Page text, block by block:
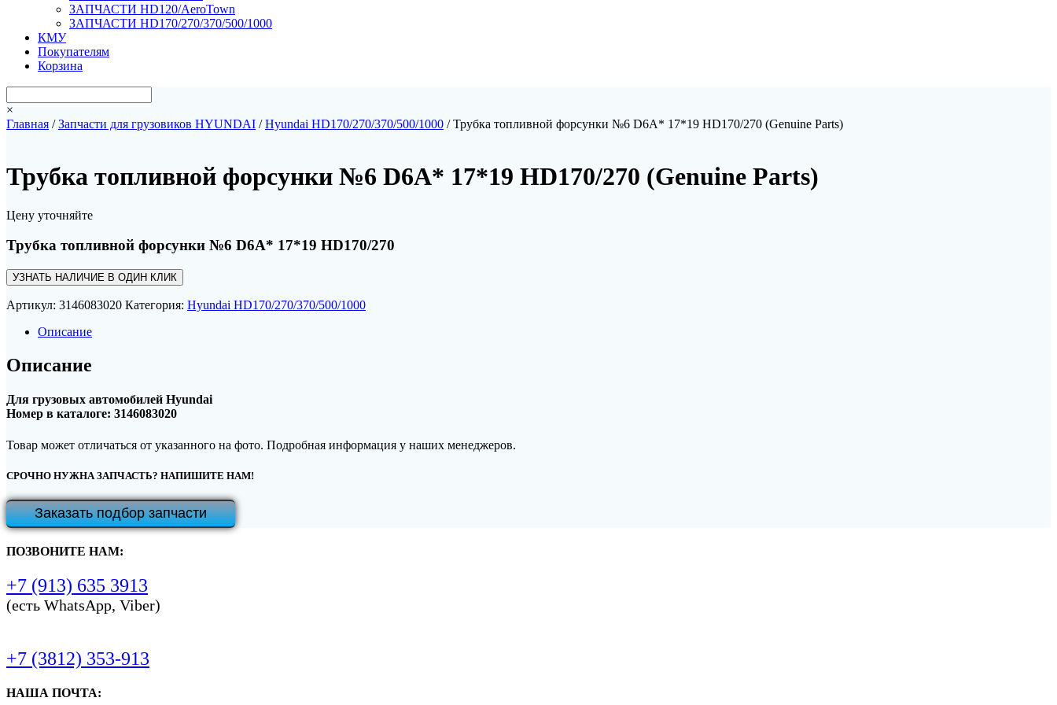
ЗАПЧАСТИ HD120/AeroTown
ЗАПЧАСТИ HD170/270/370/500/1000
КМУ
Покупателям
Корзина
×
Главная /Запчасти для грузовиков HYUNDAI /Hyundai HD170/270/370/500/1000 / Трубка топливной форсунки №6 D6A* 17*19 HD170/270 (Genuine Parts)
Трубка топливной форсунки №6 D6A* 17*19 HD170/270 (Genuine Parts)
Цену уточняйте
Трубка топливной форсунки №6 D6A* 17*19 HD170/270
УЗНАТЬ НАЛИЧИЕ В ОДИН КЛИК
Артикул: 3146083020 Категория: Hyundai HD170/270/370/500/1000
Описание
Описание
Для грузовых автомобилей Hyundai
Номер в каталоге: 3146083020
Товар может отличаться от указанного на фото. Подробная информация у наших менеджеров.
СРОЧНО НУЖНА ЗАПЧАСТЬ? НАПИШИТЕ НАМ!
Заказать подбор запчасти
ПОЗВОНИТЕ НАМ:
+7 (913) 635 3913
(есть WhatsApp, Viber)
+7 (3812) 353-913
НАША ПОЧТА: